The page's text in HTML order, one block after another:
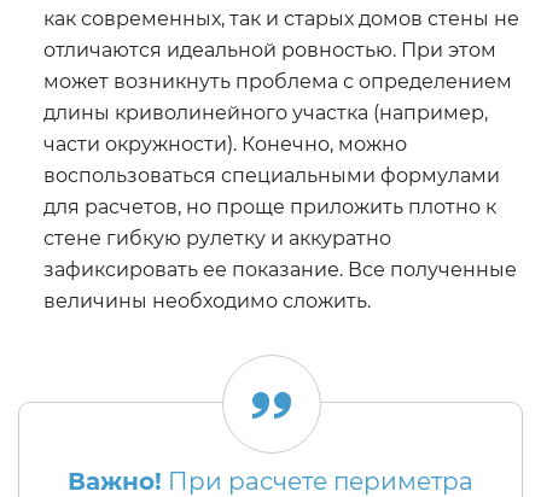
как современных, так и старых домов стены не
отличаются идеальной ровностью. При этом
может возникнуть проблема с определением
длины криволинейного участка (например,
части окружности). Конечно, можно
воспользоваться специальными формулами
для расчетов, но проще приложить плотно к
стене гибкую рулетку и аккуратно
зафиксировать ее показание. Все полученные
величины необходимо сложить.
Важно! При расчете периметра